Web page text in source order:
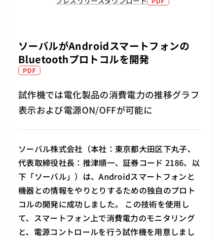
ソーバルがAndroidスマートフォンの
Bluetoothプロトコルを開発
PDF
試作機では電化製品の消費電力の推移グラフ
表示および電源ON/OFFが可能に
ソーバル株式会社（本社：東京都大田区下丸子、
代表取締役社長：推津順一、証券コード 2186、以
下「ソーバル」）は、Androidスマートフォンと
機器との情報をやりとりするための独自のプロト
コルの開発に成功しました。 この技術を使用し
て、スマートフォン上で消費電力のモニタリング
と、電源コントロールを行う試作機を用意しまし